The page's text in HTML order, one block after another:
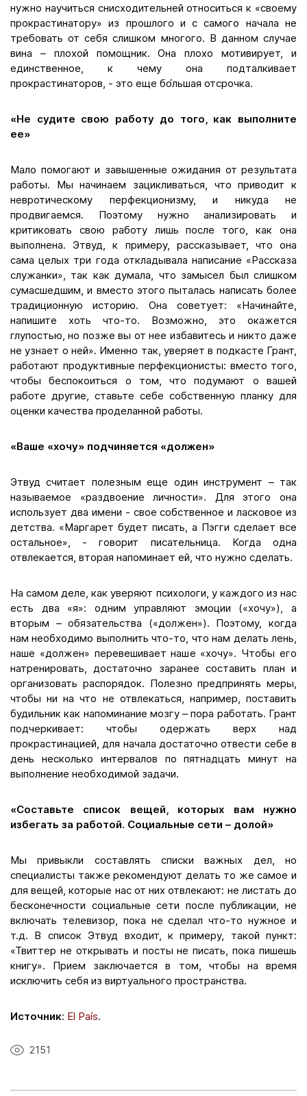
нужно научиться снисходительней относиться к «своему
прокрастинатору» из прошлого и с самого начала не
требовать от себя слишком многого. В данном случае
вина – плохой помощник. Она плохо мотивирует, и
единственное, к чему она подталкивает
прокрастинаторов, - это еще бо́льшая отсрочка.
«Не судите свою работу до того, как выполните
ее»
Мало помогают и завышенные ожидания от результата
работы. Мы начинаем зацикливаться, что приводит к
невротическому перфекционизму, и никуда не
продвигаемся. Поэтому нужно анализировать и
критиковать свою работу лишь после того, как она
выполнена. Этвуд, к примеру, рассказывает, что она
сама целых три года откладывала написание «Рассказа
служанки», так как думала, что замысел был слишком
сумасшедшим, и вместо этого пыталась написать более
традиционную историю. Она советует: «Начинайте,
напишите хоть что-то. Возможно, это окажется
глупостью, но позже вы от нее избавитесь и никто даже
не узнает о ней». Именно так, уверяет в подкасте Грант,
работают продуктивные перфекционисты: вместо того,
чтобы беспокоиться о том, что подумают о вашей
работе другие, ставьте себе собственную планку для
оценки качества проделанной работы.
«Ваше «хочу» подчиняется «должен»
Этвуд считает полезным еще один инструмент – так
называемое «раздвоение личности». Для этого она
использует два имени - свое собственное и ласковое из
детства. «Маргарет будет писать, а Пэгги сделает все
остальное», - говорит писательница. Когда одна
отвлекается, вторая напоминает ей, что нужно сделать.
На самом деле, как уверяют психологи, у каждого из нас
есть два «я»: одним управляют эмоции («хочу»), а
вторым – обязательства («должен»). Поэтому, когда
нам необходимо выполнить что-то, что нам делать лень,
наше «должен» перевешивает наше «хочу». Чтобы его
натренировать, достаточно заранее составить план и
организовать распорядок. Полезно предпринять меры,
чтобы ни на что не отвлекаться, например, поставить
будильник как напоминание мозгу – пора работать. Грант
подчеркивает: чтобы одержать верх над
прокрастинацией, для начала достаточно отвести себе в
день несколько интервалов по пятнадцать минут на
выполнение необходимой задачи.
«Составьте список вещей, которых вам нужно
избегать за работой. Социальные сети – долой»
Мы привыкли составлять списки важных дел, но
специалисты также рекомендуют делать то же самое и
для вещей, которые нас от них отвлекают: не листать до
бесконечности социальные сети после публикации, не
включать телевизор, пока не сделал что-то нужное и
т.д. В список Этвуд входит, к примеру, такой пункт:
«Твиттер не открывать и посты не писать, пока пишешь
книгу». Прием заключается в том, чтобы на время
исключить себя из виртуального пространства.
Источник: El País.
2151